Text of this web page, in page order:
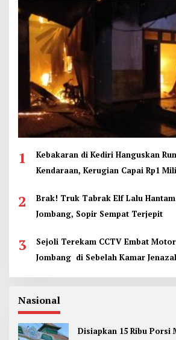
1
Kebakaran di Kediri Hanguskan
Kendaraan, Kerugian Capai Rp1
2
Brak! Truk Tabrak Elf Lalu
Jombang, Sopir Sempat Terjepit
3
Sejoli Terekam CCTV Embat Motor
Jombang di Sebelah Kamar
Nasional
Disiapkan 15 Ribu Porsi